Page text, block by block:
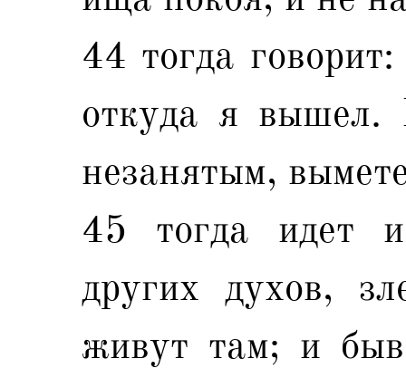
44 тогда
откуда я вышел.
незанятым,
45 тогда идет
других духов,
живут там; и